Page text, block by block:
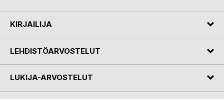
KIRJAILIJA
LEHDISTÖARVOSTELUT
LUKIJA-ARVOSTELUT